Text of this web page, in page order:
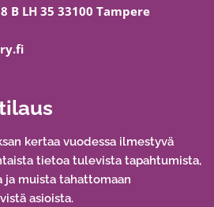
B LH 35 33100 Tampere
kertaa vuodessa ilmestyvä
tietoa tulevista tapahtumista,
ja muista tahattomaan
asioista.